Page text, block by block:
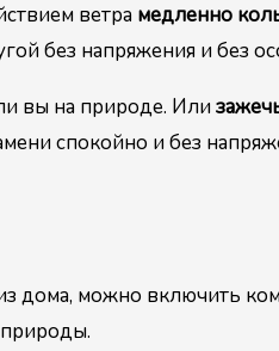
ветра медленно
без напряжения и без
вы на природе. Или
спокойно и без
дома, можно включить